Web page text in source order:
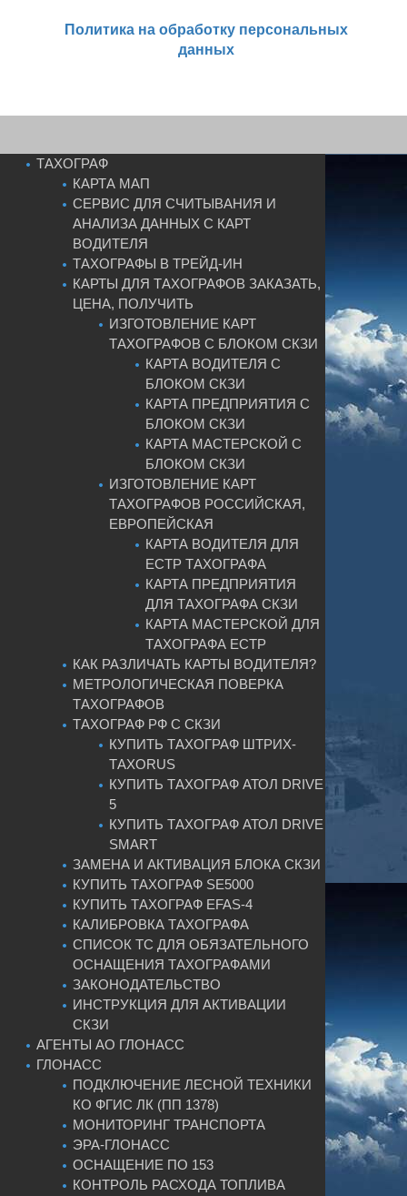
Политика на обработку персональных
данных
ТАХОГРАФ
КАРТА МАП
СЕРВИС ДЛЯ СЧИТЫВАНИЯ И
АНАЛИЗА ДАННЫХ С КАРТ
ВОДИТЕЛЯ
ТАХОГРАФЫ В ТРЕЙД-ИН
КАРТЫ ДЛЯ ТАХОГРАФОВ ЗАКАЗАТЬ,
ЦЕНА, ПОЛУЧИТЬ
ИЗГОТОВЛЕНИЕ КАРТ
ТАХОГРАФОВ С БЛОКОМ СКЗИ
КАРТА ВОДИТЕЛЯ С
БЛОКОМ СКЗИ
КАРТА ПРЕДПРИЯТИЯ С
БЛОКОМ СКЗИ
КАРТА МАСТЕРСКОЙ С
БЛОКОМ СКЗИ
ИЗГОТОВЛЕНИЕ КАРТ
ТАХОГРАФОВ РОССИЙСКАЯ,
ЕВРОПЕЙСКАЯ
КАРТА ВОДИТЕЛЯ ДЛЯ
ЕСТР ТАХОГРАФА
КАРТА ПРЕДПРИЯТИЯ
ДЛЯ ТАХОГРАФА СКЗИ
КАРТА МАСТЕРСКОЙ ДЛЯ
ТАХОГРАФА ЕСТР
КАК РАЗЛИЧАТЬ КАРТЫ ВОДИТЕЛЯ?
МЕТРОЛОГИЧЕСКАЯ ПОВЕРКА
ТАХОГРАФОВ
ТАХОГРАФ РФ С СКЗИ
КУПИТЬ ТАХОГРАФ ШТРИХ-
ТАХОRUS
КУПИТЬ ТАХОГРАФ АТОЛ DRIVE
5
КУПИТЬ ТАХОГРАФ АТОЛ DRIVE
SMART
ЗАМЕНА И АКТИВАЦИЯ БЛОКА СКЗИ
КУПИТЬ ТАХОГРАФ SE5000
КУПИТЬ ТАХОГРАФ EFAS-4
КАЛИБРОВКА ТАХОГРАФА
СПИСОК ТС ДЛЯ ОБЯЗАТЕЛЬНОГО
ОСНАЩЕНИЯ ТАХОГРАФАМИ
ЗАКОНОДАТЕЛЬСТВО
ИНСТРУКЦИЯ ДЛЯ АКТИВАЦИИ
СКЗИ
АГЕНТЫ АО ГЛОНАСС
ГЛОНАСС
ПОДКЛЮЧЕНИЕ ЛЕСНОЙ ТЕХНИКИ
КО ФГИС ЛК (ПП 1378)
МОНИТОРИНГ ТРАНСПОРТА
ЭРА-ГЛОНАСС
ОСНАЩЕНИЕ ПО 153
КОНТРОЛЬ РАСХОДА ТОПЛИВА